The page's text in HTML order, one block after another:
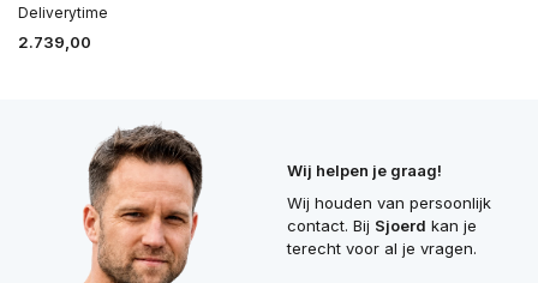
Deliverytime
2.739,00
Wij helpen je graag!
Wij houden van persoonlijk
contact. Bij Sjoerd kan je
terecht voor al je vragen.